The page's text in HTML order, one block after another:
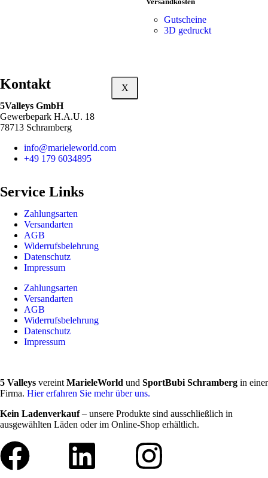
Gutscheine
3D gedruckt
X
Kontakt
5Valleys GmbH
Gewerbepark H.A.U. 18
78713 Schramberg
info@marieleworld.com
+49 179 6034895
Service Links
Zahlungsarten
Versandarten
AGB
Widerrufsbelehrung
Datenschutz
Impressum
Zahlungsarten
Versandarten
AGB
Widerrufsbelehrung
Datenschutz
Impressum
5 Valleys vereint MarieleWorld und SportBubi Schramberg in einer
Firma. Hier erfahren Sie mehr über uns.
Kein Ladenverkauf– unsere Produkte sind ausschließlich in
ausgewählten Läden oder im Online-Shop erhältlich.